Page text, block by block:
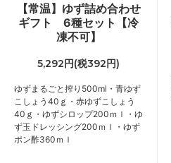
【常温】ゆず詰め合わせ
ギフト 6種セット【冷
凍不可】
5,292円(税392円)
ゆずまるごと搾り500ml・青ゆず
こしょう40ｇ・赤ゆずこしょう
40ｇ・ゆずシロップ200ｍｌ・ゆ
ず玉ドレッシング200ｍｌ・ゆず
ポン酢360ｍｌ